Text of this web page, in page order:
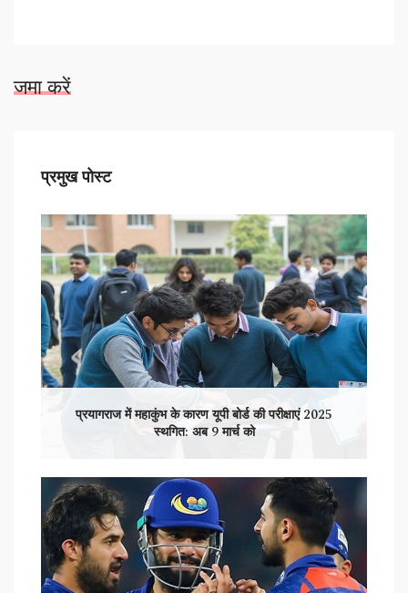
जमा करें
प्रमुख पोस्ट
प्रयागराज में महाकुंभ के कारण यूपी बोर्ड की परीक्षाएं 2025
स्थगित: अब 9 मार्च को